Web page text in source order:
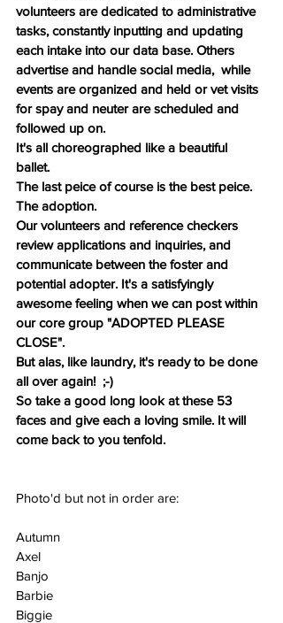
volunteers are dedicated to administrative
tasks, constantly inputting and updating
each intake into our data base. Others
advertise and handle social media,  while
events are organized and held or vet visits
for spay and neuter are scheduled and
followed up on.
It's all choreographed like a beautiful
ballet.
The last peice of course is the best peice.
The adoption.
Our volunteers and reference checkers
review applications and inquiries, and
communicate between the foster and
potential adopter. It's a satisfyingly
awesome feeling when we can post within
our core group "ADOPTED PLEASE
CLOSE".
But alas, like laundry, it's ready to be done
all over again!  ;-)
So take a good long look at these 53
faces and give each a loving smile. It will
come back to you tenfold.
Photo'd but not in order are:
Autumn
Axel
Banjo
Barbie
Biggie